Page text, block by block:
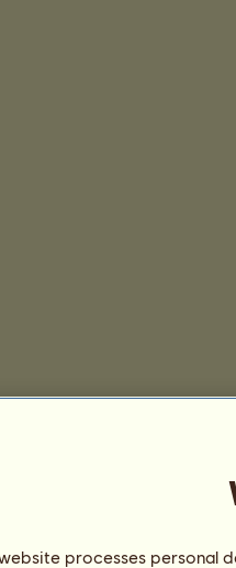
processes personal